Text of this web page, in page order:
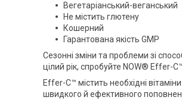
Вегетаріанський-веганський
Не містить глютену
Кошерний
Гарантована якість GMP
Сезонні зміни та проблеми зі
цілий рік, спробуйте NOW® Effer-
Effer-C™ містить необхідні
швидкого й ефективного